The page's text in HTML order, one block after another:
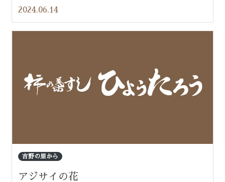
2024.06.14
吉野の里から
アジサイの花